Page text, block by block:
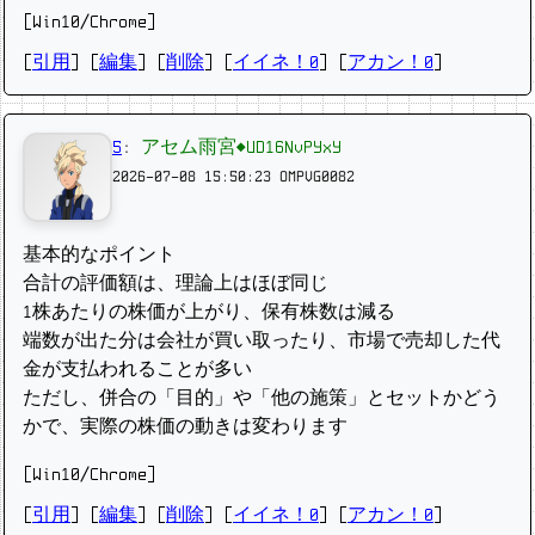
[Win10/Chrome]
引用 編集 削除 イイネ！0 アカン！0
5 : アセム雨宮◆UD16NvPYxY
2026-07-08 15:50:23 OMPVG0082
基本的なポイント
合計の評価額は、理論上はほぼ同じ
1株あたりの株価が上がり、保有株数は減る
端数が出た分は会社が買い取ったり、市場で売却した代
金が支払われることが多い
ただし、併合の「目的」や「他の施策」とセットかどう
かで、実際の株価の動きは変わります
[Win10/Chrome]
引用 編集 削除 イイネ！0 アカン！0